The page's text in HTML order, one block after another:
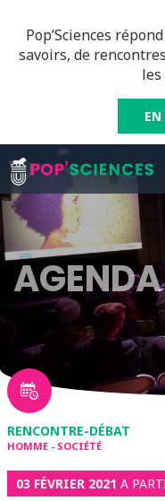
Pop’Sciences
savoirs, de
les
AGENDA
RENCONTRE-DÉBAT
HOMME - SOCIÉTÉ
03 FÉVRIER 2021 A